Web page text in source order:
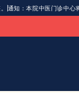
通知：本院中医门诊中